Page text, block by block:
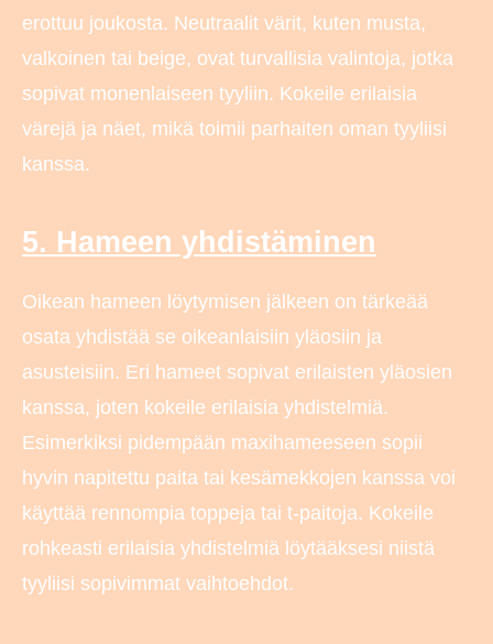
erottuu joukosta. Neutraalit värit, kuten musta,
valkoinen tai beige, ovat turvallisia valintoja, jotka
sopivat monenlaiseen tyyliin. Kokeile erilaisia
värejä ja näet, mikä toimii parhaiten oman tyyliisi
kanssa.
5. Hameen yhdistäminen
Oikean hameen löytymisen jälkeen on tärkeää
osata yhdistää se oikeanlaisiin yläosiin ja
asusteisiin. Eri hameet sopivat erilaisten yläosien
kanssa, joten kokeile erilaisia yhdistelmiä.
Esimerkiksi pidempään maxihameeseen sopii
hyvin napitettu paita tai kesämekkojen kanssa voi
käyttää rennompia toppeja tai t-paitoja. Kokeile
rohkeasti erilaisia yhdistelmiä löytääksesi niistä
tyyliisi sopivimmat vaihtoehdot.